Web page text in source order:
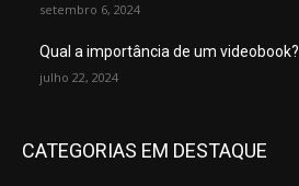
setembro 6, 2024
Qual a importância de um videobook?
julho 22, 2024
CATEGORIAS EM DESTAQUE